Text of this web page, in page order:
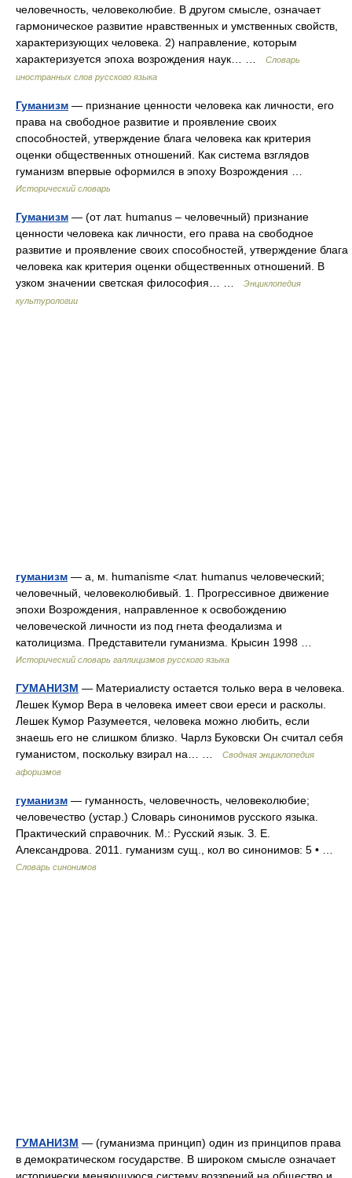
человечность, человеколюбие. В другом смысле, означает
гармоническое развитие нравственных и умственных свойств,
характеризующих человека. 2) направление, которым
характеризуется эпоха возрождения наук… …
Словарь
иностранных слов русского языка
Гуманизм — признание ценности человека как личности, его
права на свободное развитие и проявление своих
способностей, утверждение блага человека как критерия
оценки общественных отношений. Как система взглядов
гуманизм впервые оформился в эпоху Возрождения …
Исторический словарь
Гуманизм — (от лат. humanus – человечный) признание
ценности человека как личности, его права на свободное
развитие и проявление своих способностей, утверждение блага
человека как критерия оценки общественных отношений. В
узком значении светская философия… …
Энциклопедия
культурологии
гуманизм — а, м. humanisme <лат. humanus человеческий;
человечный, человеколюбивый. 1. Прогрессивное движение
эпохи Возрождения, направленное к освобождению
человеческой личности из под гнета феодализма и
католицизма. Представители гуманизма. Крысин 1998 …
Исторический словарь галлицизмов русского языка
ГУМАНИЗМ — Материалисту остается только вера в человека.
Лешек Кумор Вера в человека имеет свои ереси и расколы.
Лешек Кумор Разумеется, человека можно любить, если
знаешь его не слишком близко. Чарлз Буковски Он считал себя
гуманистом, поскольку взирал на… …
Сводная энциклопедия
афоризмов
гуманизм — гуманность, человечность, человеколюбие;
человечество (устар.) Словарь синонимов русского языка.
Практический справочник. М.: Русский язык. З. Е.
Александрова. 2011. гуманизм сущ., кол во синонимов: 5 • …
Словарь синонимов
ГУМАНИЗМ — (гуманизма принцип) один из принципов права
в демократическом государстве. В широком смысле означает